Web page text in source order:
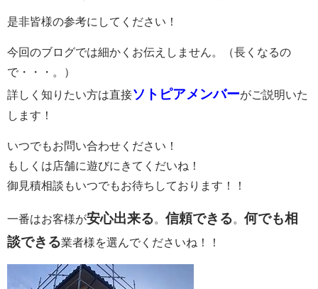
是非皆様の参考にしてください！
今回のブログでは細かくお伝えしません。（長くなるの
で・・・。）
詳しく知りたい方は直接ソトピアメンバーがご説明いた
します！
いつでもお問い合わせください！
もしくは店舗に遊びにきてくだいね！
御見積相談もいつでもお待ちしております！！
一番はお客様が安心出来る。 信頼できる。 何でも相
談できる業者様を選んでくださいね！！